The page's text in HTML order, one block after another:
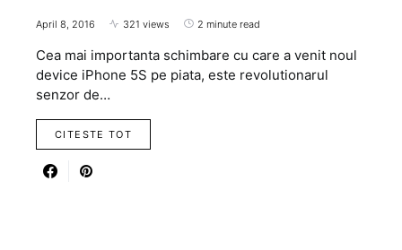
April 8, 2016 321 views 2 minute read
Cea mai importanta schimbare cu care a venit noul
device iPhone 5S pe piata, este revolutionarul
senzor de…
CITESTE TOT